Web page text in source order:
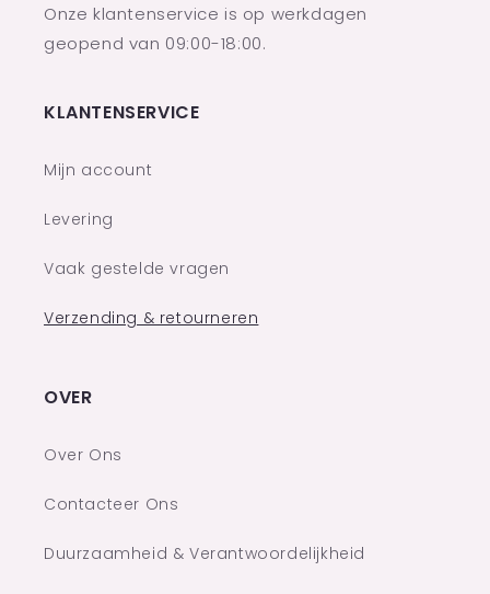
Onze klantenservice is op werkdagen
geopend van 09:00-18:00.
KLANTENSERVICE
Mijn account
Levering
Vaak gestelde vragen
Verzending & retourneren
OVER
Over Ons
Contacteer Ons
Duurzaamheid & Verantwoordelijkheid